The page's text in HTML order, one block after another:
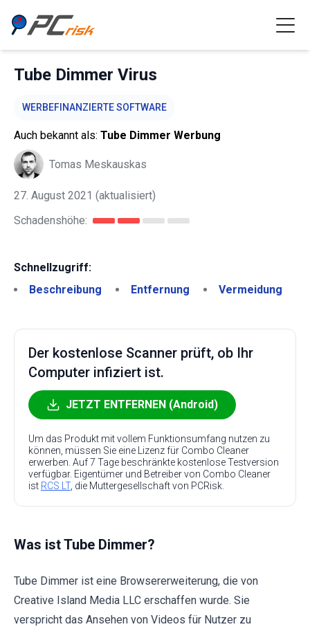
Tube Dimmer Virus
WERBEFINANZIERTE SOFTWARE
Auch bekannt als: Tube Dimmer Werbung
Tomas Meskauskas
27. August 2021 (aktualisiert)
Schadenshöhe:
Schnellzugriff:
Beschreibung
Entfernung Vermeidung
Der kostenlose Scanner prüft, ob Ihr
Computer infiziert ist.
JETZT ENTFERNEN (Android)
Um das Produkt mit vollem Funktionsumfang nutzen zu
können, müssen Sie eine Lizenz für Combo Cleaner
erwerben. Auf 7 Tage beschränkte kostenlose Testversion
verfügbar. Eigentümer und Betreiber von Combo Cleaner
ist RCS LT, die Muttergesellschaft von PCRisk.
Was ist Tube Dimmer?
Tube Dimmer ist eine Browsererweiterung, die von
Creative Island Media LLC erschaffen wurde. Sie
verspricht das Ansehen von Videos für Nutzer zu